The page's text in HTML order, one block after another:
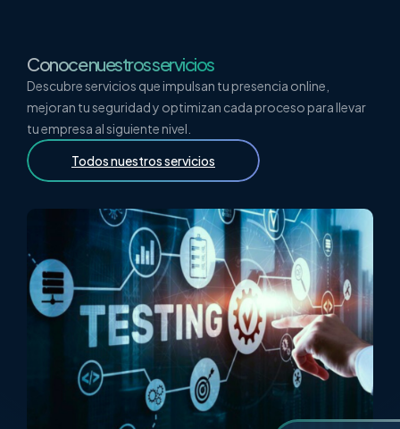
Conoce nuestros servicios
Descubre servicios que impulsan tu presencia online,
mejoran tu seguridad y optimizan cada proceso para llevar
tu empresa al siguiente nivel.
Todos nuestros servicios